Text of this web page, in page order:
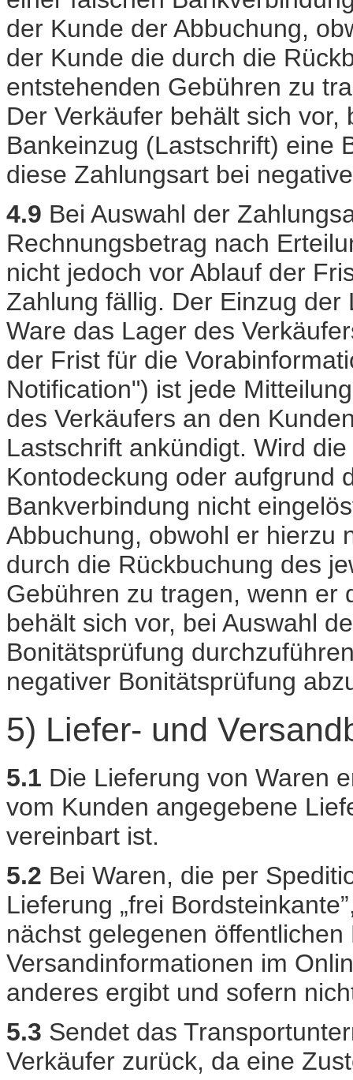
der Kunde der Abbuchung,
der Kunde die durch die
entstehenden Gebühren zu
Der Verkäufer behält sich
Bankeinzug (Lastschrift) eine
diese Zahlungsart bei
4.9 Bei Auswahl der
Rechnungsbetrag nach
nicht jedoch vor Ablauf der
Zahlung fällig. Der Einzug
Ware das Lager des
der Frist für die
Notification") ist jede
des Verkäufers an den
Lastschrift ankündigt. Wird
Kontodeckung oder aufgrund
Bankverbindung nicht
Abbuchung, obwohl er hierzu
durch die Rückbuchung des
Gebühren zu tragen, wenn er
behält sich vor, bei Auswahl
Bonitätsprüfung
negativer Bonitätsprüfung
5) Liefer- und
5.1 Die Lieferung von Waren
vom Kunden angegebene
vereinbart ist.
5.2 Bei Waren, die per
Lieferung „frei
nächst gelegenen
Versandinformationen im
anderes ergibt und sofern
5.3 Sendet das
Verkäufer zurück, da eine